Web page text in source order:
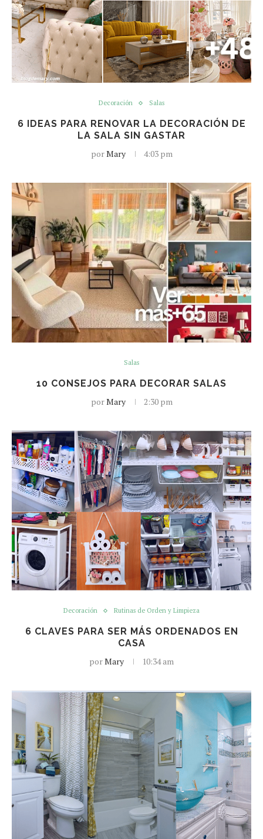
Decoración Salas
6 IDEAS PARA RENOVAR LA DECORACIÓN DE
LA SALA SIN GASTAR
porMary 4:03 pm
Salas
10 CONSEJOS PARA DECORAR SALAS
porMary 2:30 pm
Decoración Rutinas de Orden y Limpieza
6 CLAVES PARA SER MÁS ORDENADOS EN
CASA
porMary 10:34 am